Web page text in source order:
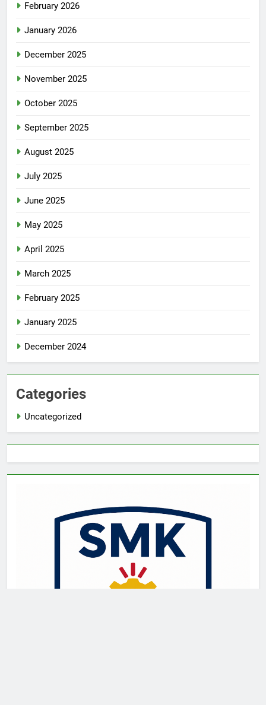
February 2026
January 2026
December 2025
November 2025
October 2025
September 2025
August 2025
July 2025
June 2025
May 2025
April 2025
March 2025
February 2025
January 2025
December 2024
Categories
Uncategorized